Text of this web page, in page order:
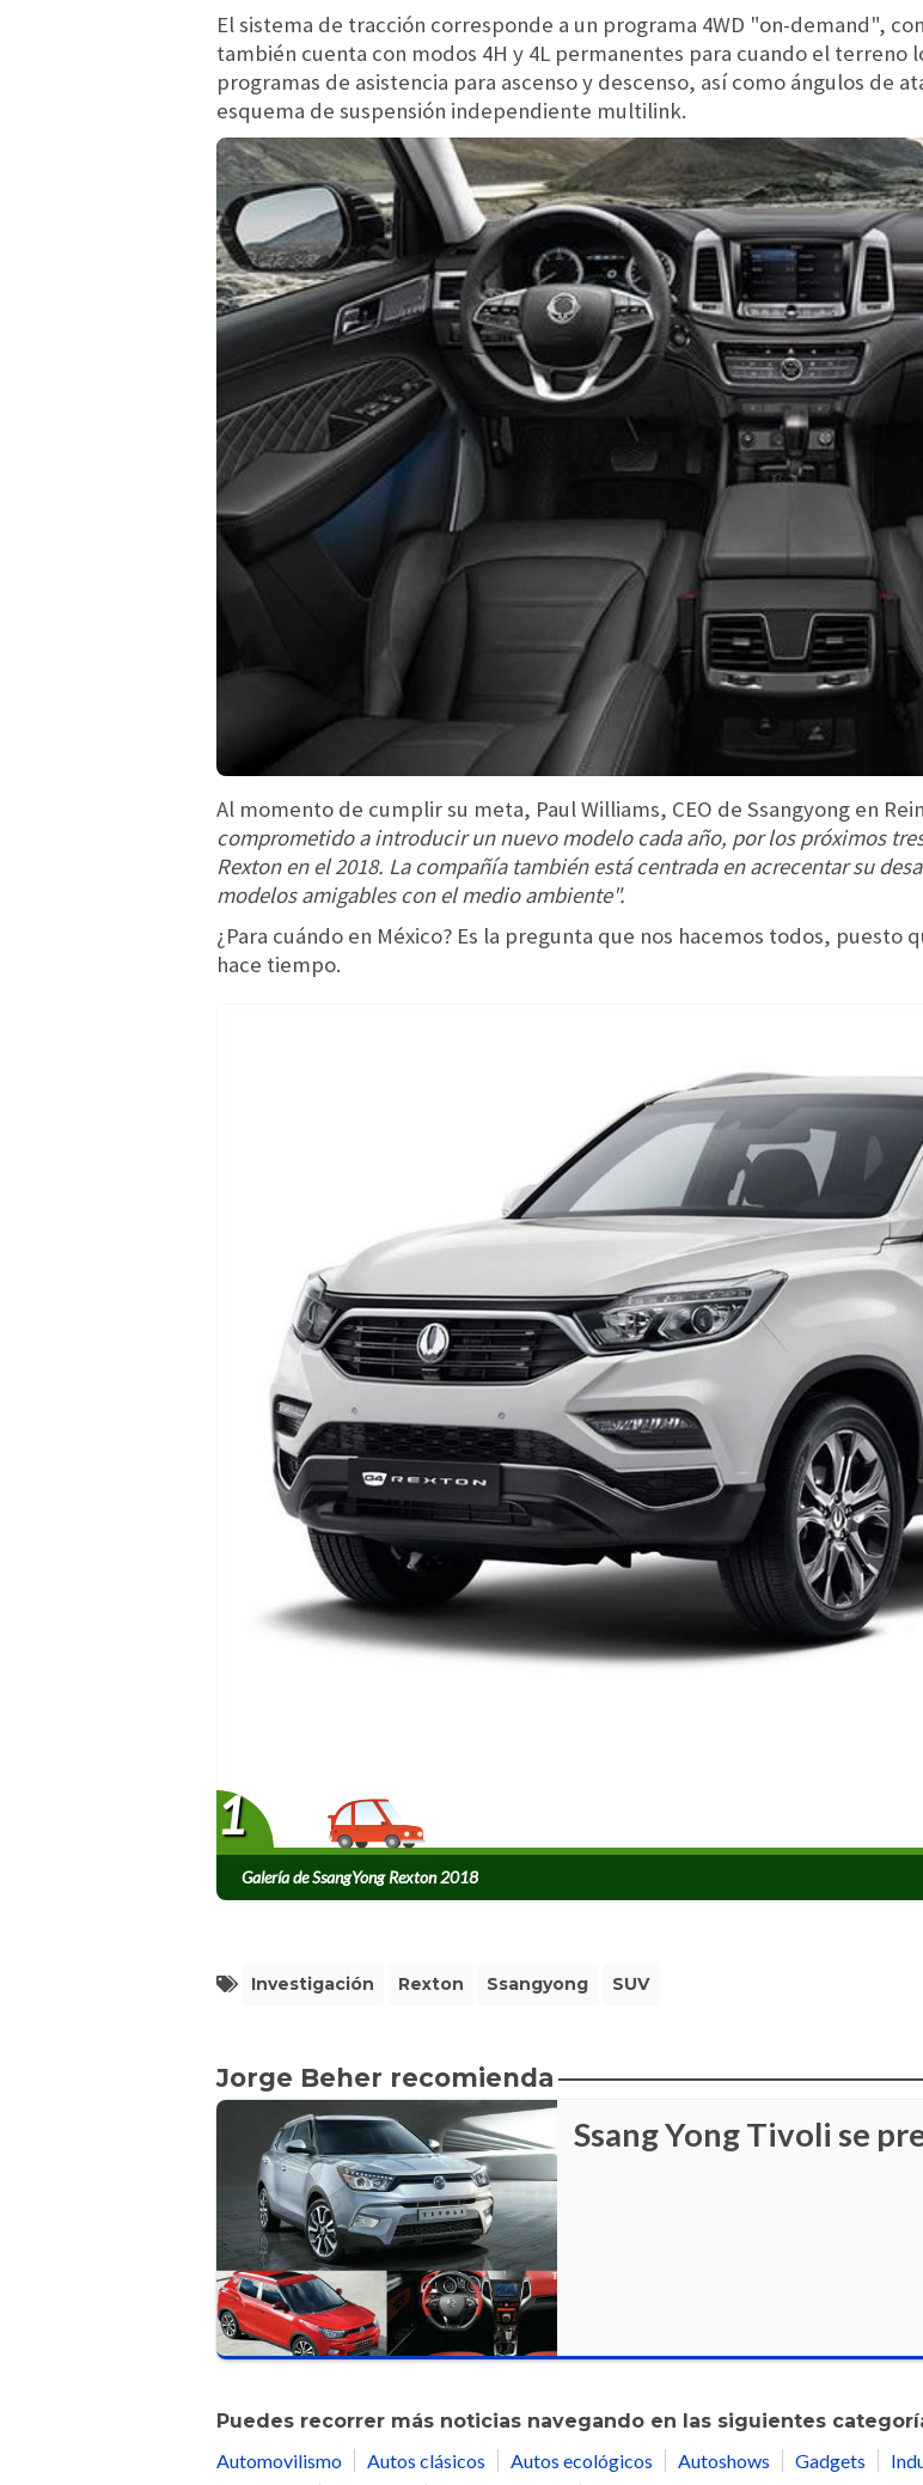
El sistema de tracción corresponde a un programa 4WD "on-demand",
también cuenta con modos 4H y 4L permanentes para cuando el
programas de asistencia para ascenso y descenso, así como ángulos de
esquema de suspensión independiente multilink.
Al momento de cumplir su meta, Paul Williams, CEO de Ssangyong en
comprometido a introducir un nuevo modelo cada año, por los próximos
Rexton en el 2018. La compañía también está centrada en acrecentar su
modelos amigables con el medio ambiente".
¿Para cuándo en México? Es la pregunta que nos hacemos todos, puesto
hace tiempo.
Galería de SsangYong Rexton 2018
1
Investigación Rexton Ssangyong SUV
Jorge Beher recomienda
Ssang Yong Tivoli se
Puedes recorrer más noticias navegando en las siguientes
Automovilismo
Autos clásicos Autos ecológicos Autoshows Gadgets